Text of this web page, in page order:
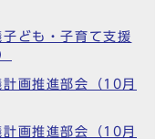
ども・子育て支援
画推進部会（10月
画推進部会（10月